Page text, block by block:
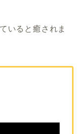
いると癒されま